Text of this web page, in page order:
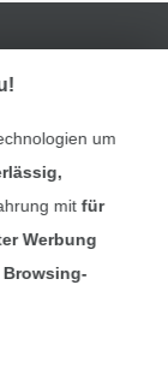
um
mitfür
Werbung